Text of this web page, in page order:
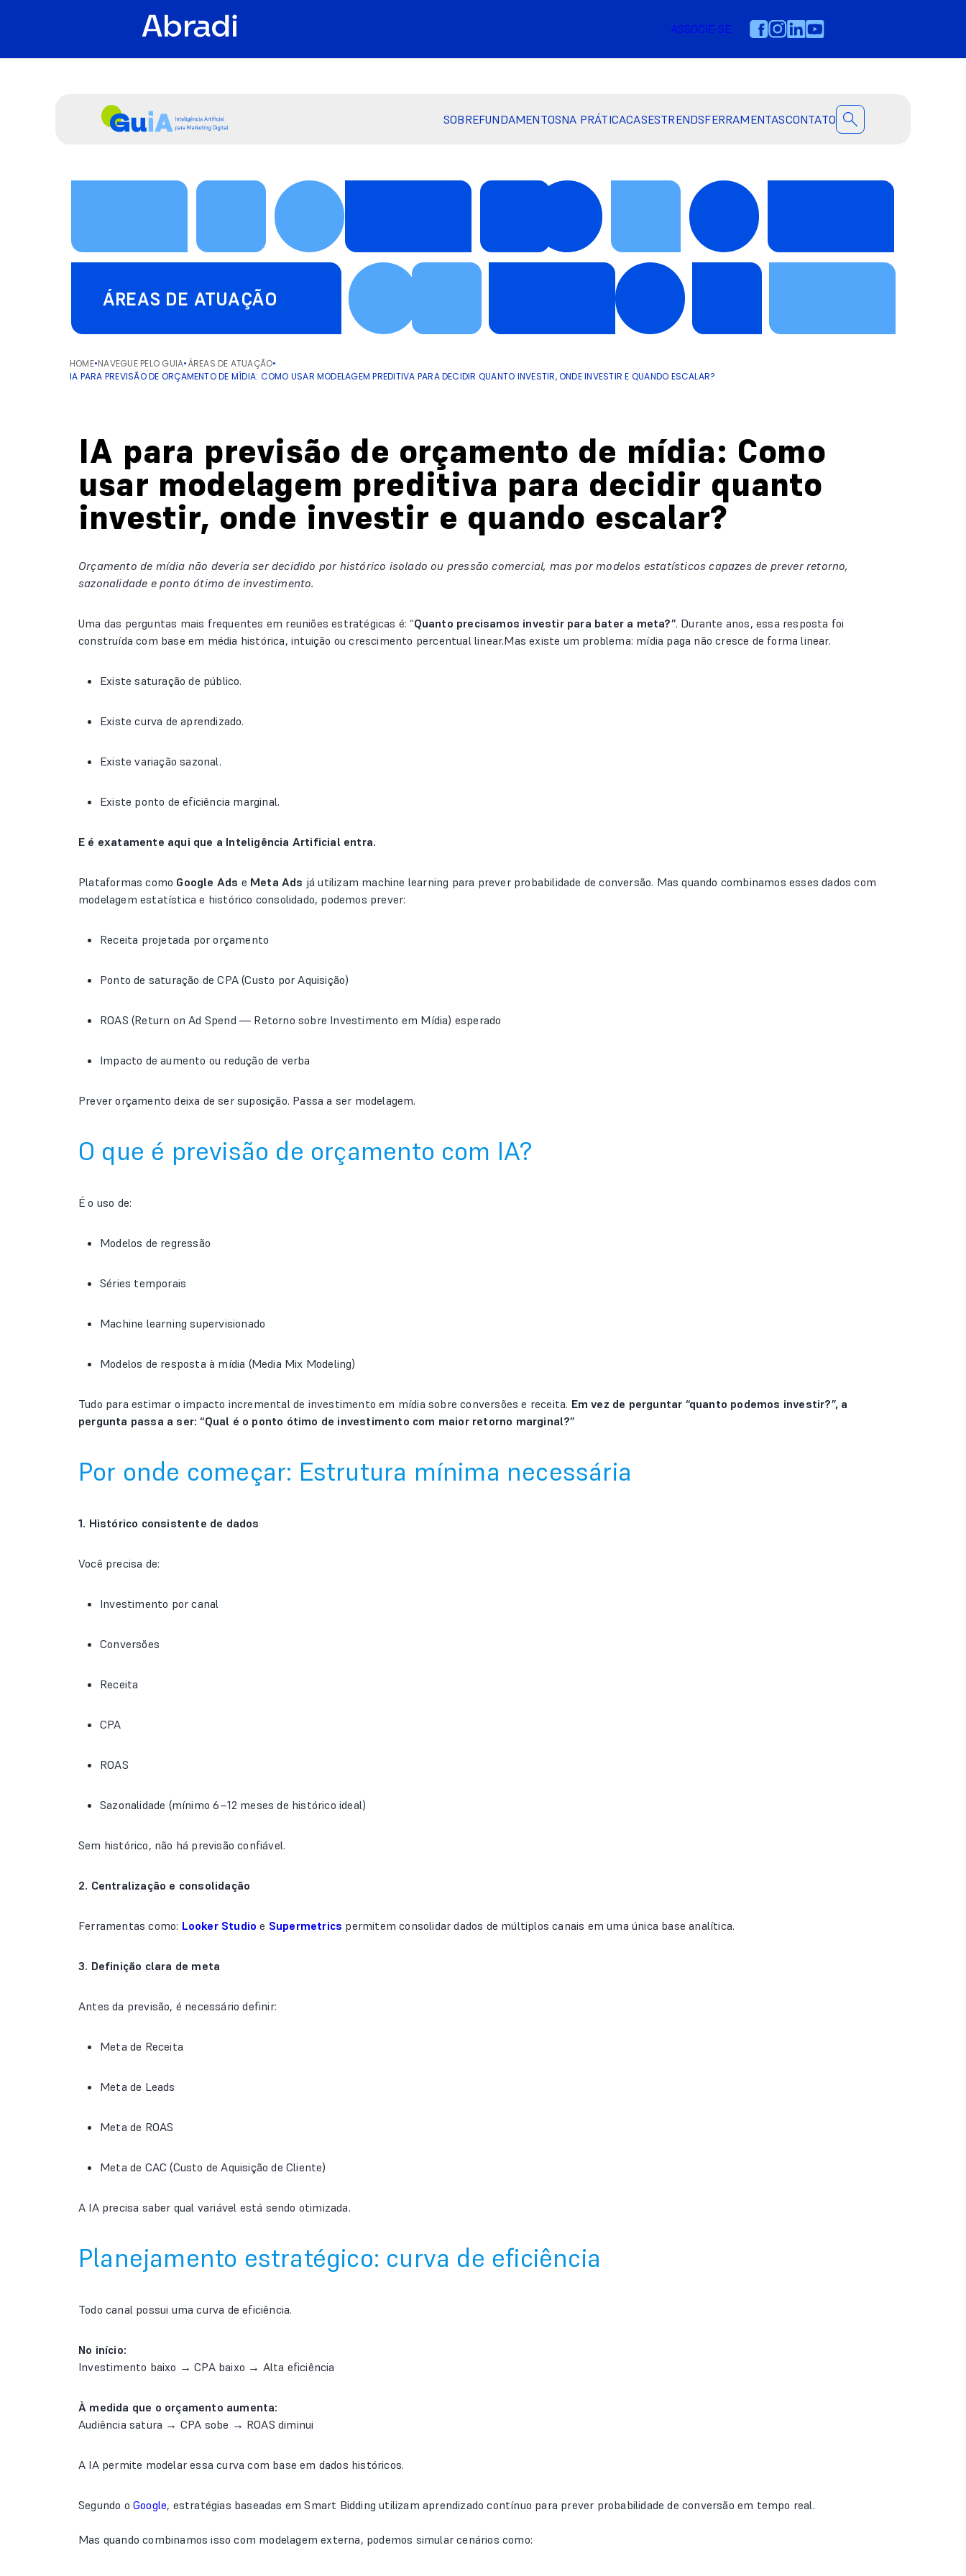
ASSOCIE-SE
SOBREFUNDAMENTOSNA PRÁTICACASESTRENDSFERRAMENTASCONTATO
ÁREAS DE ATUAÇÃO
HOME•NAVEGUE PELO GUIA•ÁREAS DE ATUAÇÃO•
IA PARA PREVISÃO DE ORÇAMENTO DE MÍDIA: COMO USAR MODELAGEM PREDITIVA PARA DECIDIR QUANTO INVESTIR, ONDE INVESTIR E QUANDO ESCALAR?
IA para previsão de orçamento de mídia: Como
usar modelagem preditiva para decidir quanto
investir, onde investir e quando escalar?
Orçamento de mídia não deveria ser decidido por histórico isolado ou pressão comercial, mas por modelos estatísticos capazes de prever retorno,
sazonalidade e ponto ótimo de investimento.
Uma das perguntas mais frequentes em reuniões estratégicas é: “Quanto precisamos investir para bater a meta?”. Durante anos, essa resposta foi
construída com base em média histórica, intuição ou crescimento percentual linear.Mas existe um problema: mídia paga não cresce de forma linear.
Existe saturação de público.
Existe curva de aprendizado.
Existe variação sazonal.
Existe ponto de eficiência marginal.
E é exatamente aqui que a Inteligência Artificial entra.
Plataformas como Google Ads e Meta Ads já utilizam machine learning para prever probabilidade de conversão. Mas quando combinamos esses dados com
modelagem estatística e histórico consolidado, podemos prever:
Receita projetada por orçamento
Ponto de saturação de CPA (Custo por Aquisição)
ROAS (Return on Ad Spend — Retorno sobre Investimento em Mídia) esperado
Impacto de aumento ou redução de verba
Prever orçamento deixa de ser suposição. Passa a ser modelagem.
O que é previsão de orçamento com IA?
É o uso de:
Modelos de regressão
Séries temporais
Machine learning supervisionado
Modelos de resposta à mídia (Media Mix Modeling)
Tudo para estimar o impacto incremental de investimento em mídia sobre conversões e receita. Em vez de perguntar “quanto podemos investir?”, a
pergunta passa a ser: “Qual é o ponto ótimo de investimento com maior retorno marginal?”
Por onde começar: Estrutura mínima necessária
1. Histórico consistente de dados
Você precisa de:
Investimento por canal
Conversões
Receita
CPA
ROAS
Sazonalidade (mínimo 6–12 meses de histórico ideal)
Sem histórico, não há previsão confiável.
2. Centralização e consolidação
Ferramentas como: Looker Studio e Supermetrics permitem consolidar dados de múltiplos canais em uma única base analítica.
3. Definição clara de meta
Antes da previsão, é necessário definir:
Meta de Receita
Meta de Leads
Meta de ROAS
Meta de CAC (Custo de Aquisição de Cliente)
A IA precisa saber qual variável está sendo otimizada.
Planejamento estratégico: curva de eficiência
Todo canal possui uma curva de eficiência.
No início:
Investimento baixo → CPA baixo → Alta eficiência
À medida que o orçamento aumenta:
Audiência satura → CPA sobe → ROAS diminui
A IA permite modelar essa curva com base em dados históricos.
Segundo o Google, estratégias baseadas em Smart Bidding utilizam aprendizado contínuo para prever probabilidade de conversão em tempo real.
Mas quando combinamos isso com modelagem externa, podemos simular cenários como: